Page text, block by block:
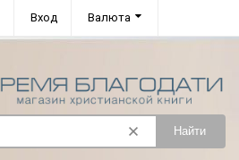
Вход Валюта
Найти